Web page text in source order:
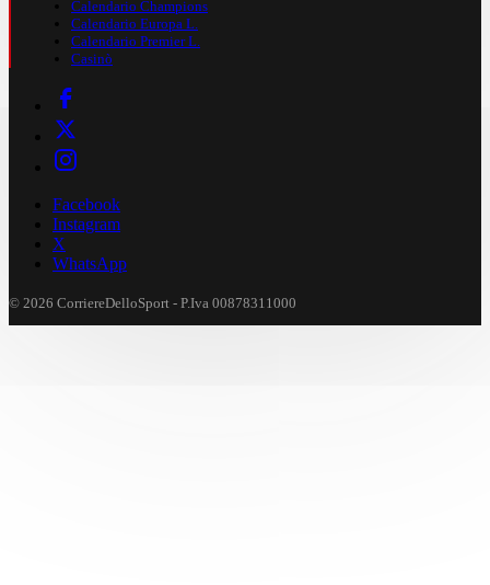
Calendario Champions
Calendario Europa L.
Calendario Premier L.
Casinò
Facebook
Instagram
X
WhatsApp
© 2026 CorriereDelloSport - P.Iva 00878311000